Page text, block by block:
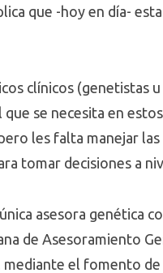
que -hoy en día-
clínicos (genetistas
se necesita en
les falta manejar
tomar decisiones a
asesora genética
de Asesoramiento
el fomento